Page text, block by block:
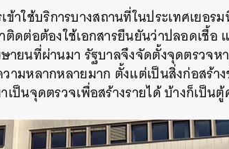
าใช้บริการบางสถานที่ในประเทศเยอร
ดต่อต้องใช้เอกสารยืนยันว่าปลอดเชื้อ
ายนที่ผ่านมา รัฐบาลจึงจัดตั้งจุดตรวจห
ามหลากหลายมาก ตั้งแต่เป็นสิ่งก่อสร้า
ป็นจุดตรวจเพื่อสร้างรายได้ บ้างก็เป็น